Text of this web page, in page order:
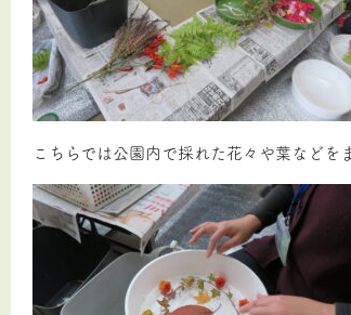
こちらでは公園内で採れた花々や葉などを